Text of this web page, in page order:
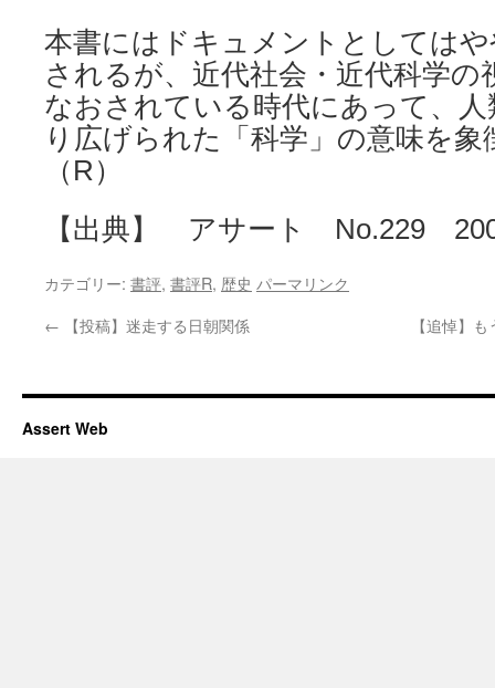
本書にはドキュメントとしては
されるが、近代社会・近代科学
なおされている時代にあって、
り広げられた「科学」の意味を
（R）
【出典】 アサート No.229
カテゴリー: 書評, 書評R, 歴史 パーマリンク
← 【投稿】迷走する日朝関係 【追悼】
Assert Web